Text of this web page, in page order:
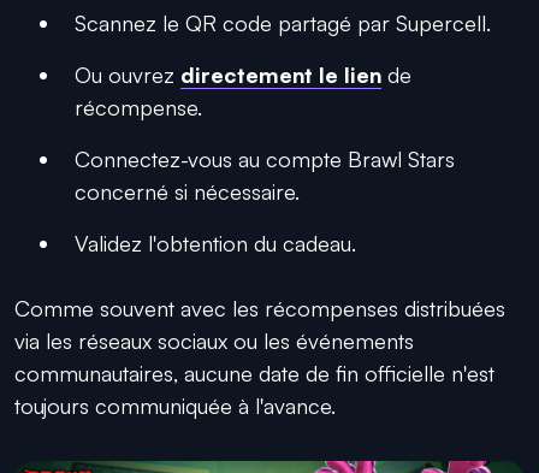
Scannez le QR code partagé par Supercell.
Ou ouvrez directement le lien de
récompense.
Connectez-vous au compte Brawl Stars
concerné si nécessaire.
Validez l'obtention du cadeau.
Comme souvent avec les récompenses distribuées
via les réseaux sociaux ou les événements
communautaires, aucune date de fin officielle n'est
toujours communiquée à l'avance.